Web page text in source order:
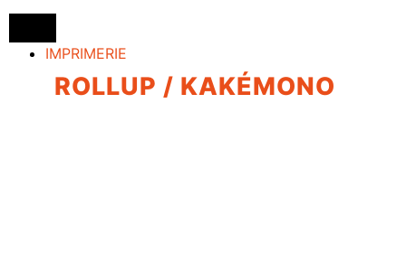
IMPRIMERIE
ROLLUP / KAKÉMONO